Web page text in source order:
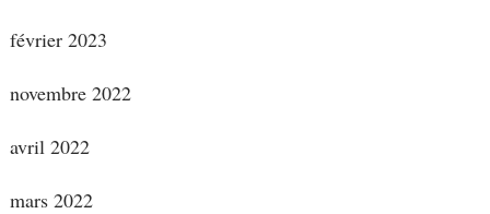
février 2023
novembre 2022
avril 2022
mars 2022